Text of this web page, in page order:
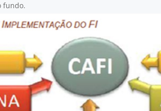
fundo.